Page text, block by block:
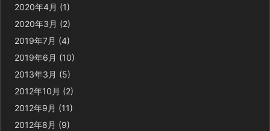
2020年4月 (1)
2020年3月 (2)
2019年7月 (4)
2019年6月 (10)
2013年3月 (5)
2012年10月 (2)
2012年9月 (11)
2012年8月 (9)